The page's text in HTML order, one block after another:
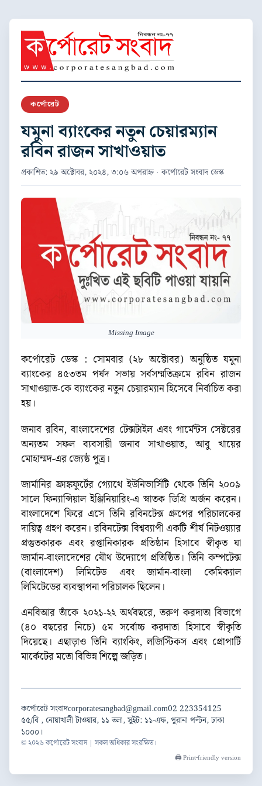
কর্পোরেট
যমুনা ব্যাংকের নতুন চেয়ারম্যান
রবিন রাজন সাখাওয়াত
প্রকাশিত: ২৯ অক্টোবর, ২০২৪, ৩:০৬ অপরাহ্ন · কর্পোরেট সংবাদ ডেস্ক
Missing Image
কর্পোরেট ডেস্ক : সোমবার (২৮ অক্টোবর) অনুষ্ঠিত যমুনা
ব্যাংকের ৪৫৩তম পর্ষদ সভায় সর্বসম্মতিক্রমে রবিন রাজন
সাখাওয়াত-কে ব্যাংকের নতুন চেয়ারম্যান হিসেবে নির্বাচিত করা
হয়।
জনাব রবিন, বাংলাদেশের টেক্সটাইল এবং গার্মেন্টস সেক্টরের
অন্যতম সফল ব্যবসায়ী জনাব সাখাওয়াত, আবু খায়ের
মোহাম্মদ-এর জ্যেষ্ঠ পুত্র।
জার্মানির ফ্রাঙ্কফুর্টের গ্যোথে ইউনিভার্সিটি থেকে তিনি ২০০৯
সালে ফিন্যান্সিয়াল ইঞ্জিনিয়ারিং-এ স্নাতক ডিগ্রি অর্জন করেন।
বাংলাদেশে ফিরে এসে তিনি রবিনটেক্স গ্রুপের পরিচালকের
দায়িত্ব গ্রহণ করেন। রবিনটেক্স বিশ্বব্যাপী একটি শীর্ষ নিটওয়্যার
প্রস্তুতকারক এবং রপ্তানিকারক প্রতিষ্ঠান হিসাবে স্বীকৃত যা
জার্মান-বাংলাদেশের যৌথ উদ্যোগে প্রতিষ্ঠিত। তিনি কম্পটেক্স
(বাংলাদেশ) লিমিটেড এবং জার্মান-বাংলা কেমিক্যাল
লিমিটেডের ব্যবস্থাপনা পরিচালক ছিলেন।
এনবিআর তাঁকে ২০২১-২২ অর্থবছরে, তরুণ করদাতা বিভাগে
(৪০ বছরের নিচে) ৫ম সর্বোচ্চ করদাতা হিসাবে স্বীকৃতি
দিয়েছে। এছাড়াও তিনি ব্যাংকিং, লজিস্টিকস এবং প্রোপার্টি
মার্কেটের মতো বিভিন্ন শিল্পে জড়িত।
কর্পোরেট সংবাদcorporatesangbad@gmail.com02 223354125
৫৫/বি , নোয়াখালী টাওয়ার, ১১ তলা, সুইট: ১১-এফ, পুরানা পল্টন, ঢাকা
১০০০।
© ২০২৬ কর্পোরেট সংবাদ | সকল অধিকার সংরক্ষিত।
🖨️ Print-friendly version